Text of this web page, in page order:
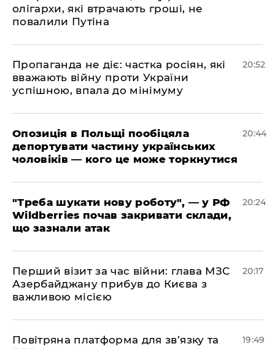
олігархи, які втрачають гроші, не
повалили Путіна
​Пропаганда не діє: частка росіян, які
вважають війну проти України
успішною, впала до мінімуму
20:52
​Опозиція в Польщі пообіцяла
депортувати частину українських
чоловіків — кого це може торкнутися
20:44
​"Треба шукати нову роботу", — у РФ
Wildberries почав закривати склади,
що зазнали атак
20:24
​Перший візит за час війни: глава МЗС
Азербайджану прибув до Києва з
важливою місією
20:17
​Повітряна платформа для зв’язку та
19:49